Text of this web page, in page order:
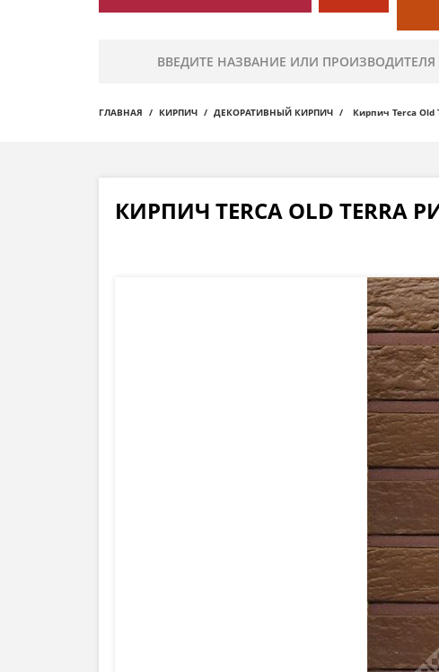
ГЛАВНАЯ КИРПИЧ ДЕКОРАТИВНЫЙ КИРПИЧ Кирпич Terca Old
КИРПИЧ TERCA OLD TERRA